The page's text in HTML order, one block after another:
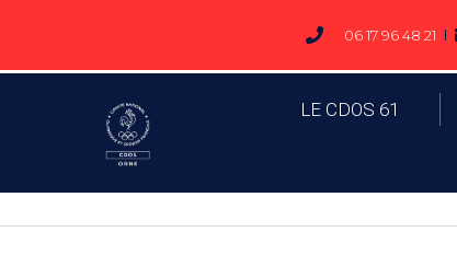
06 17 96 48 21
LE CDOS 61